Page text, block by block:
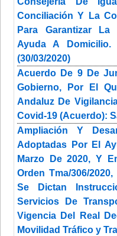
Conciliación Y La
Para Garantizar
Ayuda A Domicilio.
(30/03/2020)
Acuerdo De 9 De
Gobierno, Por El
Andaluz De
Covid-19 (Acuerdo):
Ampliación Y
Adoptadas Por El
Marzo De 2020, Y
Orden Tma/306/
Se Dictan
Servicios De
Vigencia Del Real
Movilidad Tráfico y